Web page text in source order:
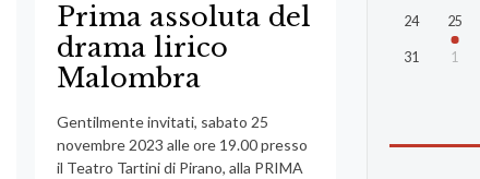
Prima assoluta del
drama lirico
Malombra
Gentilmente invitati, sabato 25
novembre 2023 alle ore 19.00 presso
il Teatro Tartini di Pirano, alla PRIMA
24 25
31 1